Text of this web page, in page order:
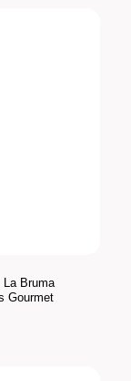
La Bruma
Gourmet